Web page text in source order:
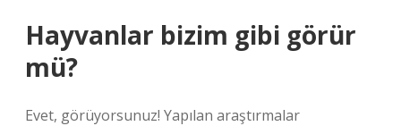
Hayvanlar bizim gibi görür
mü?
Evet, görüyorsunuz! Yapılan araştırmalar